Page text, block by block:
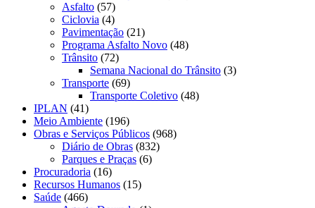
Asfalto (57)
Ciclovia (4)
Pavimentação (21)
Programa Asfalto Novo (48)
Trânsito (72)
Semana Nacional do Trânsito (3)
Transporte (69)
Transporte Coletivo (48)
IPLAN (41)
Meio Ambiente (196)
Obras e Serviços Públicos (968)
Diário de Obras (832)
Parques e Praças (6)
Procuradoria (16)
Recursos Humanos (15)
Saúde (466)